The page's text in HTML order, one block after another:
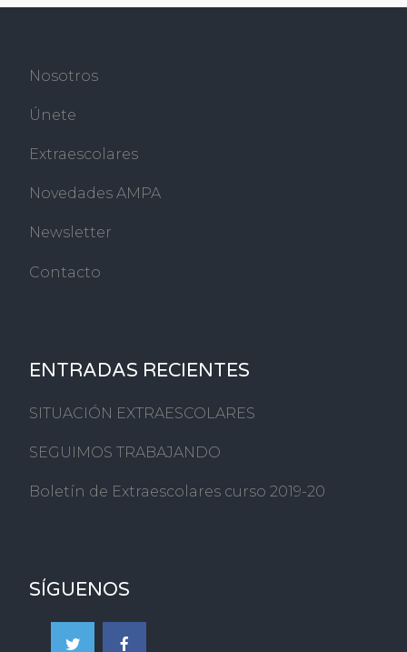
Nosotros
Únete
Extraescolares
Novedades AMPA
Newsletter
Contacto
ENTRADAS RECIENTES
SITUACIÓN EXTRAESCOLARES
SEGUIMOS TRABAJANDO
Boletín de Extraescolares curso 2019-20
SÍGUENOS